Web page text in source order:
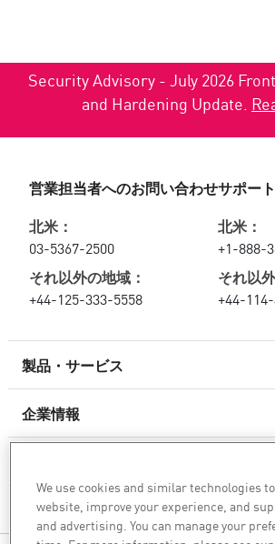
Security Advisory - July 2026
and Hardening Update.
製品・サービス
次世代ファイアウォール
クラウド向けのネットワーク セキュ
企業情報
企業情報
営業担当者へのお問い合わせ
北米：
03-5367-2500
それ以外の地域：
+44-125-333-5558
サポー
北米：
+1-888-
それ以
+44-
We use cookies and similar technologies
website, improve your experience, and
and advertising. You can manage your